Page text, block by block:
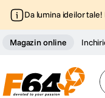
Da lumina ideilor
Magazin online